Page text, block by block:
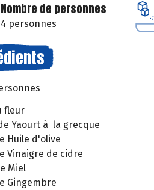
Nombre de personnes
4 personnes
fleur
Yaourt à la grecque
Huile d'olive
Vinaigre de cidre
Miel
Gingembre